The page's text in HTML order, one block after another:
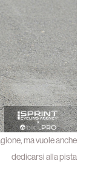
ma vuole anche
dedicarsi alla pista